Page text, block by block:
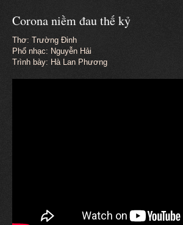
Corona niềm đau thế kỷ
Thơ: Trường Đinh
Phổ nhạc: Nguyễn Hải
Trình bày: Hà Lan Phương